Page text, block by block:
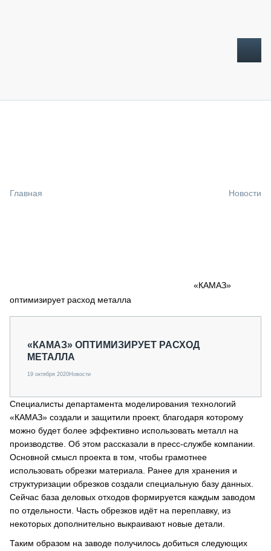
СПЕЦПРОЕКТЫ
О ПРОЕКТЕ
Главная Новости
«КАМАЗ»
оптимизирует расход металла
«КАМАЗ» ОПТИМИЗИРУЕТ РАСХОД
МЕТАЛЛА
19 октября 2020Новости
Cпециалисты департамента моделирования технологий
«КАМАЗ» создали и защитили проект, благодаря которому
можно будет более эффективно использовать металл на
производстве. Об этом рассказали в пресс-службе компании.
Основной смысл проекта в том, чтобы грамотнее
использовать обрезки материала. Ранее для хранения и
структуризации обрезков создали специальную базу данных.
Сейчас база деловых отходов формируется каждым заводом
по отдельности. Часть обрезков идёт на переплавку, из
некоторых дополнительно выкраивают новые детали.
Таким образом на заводе получилось добиться следующих